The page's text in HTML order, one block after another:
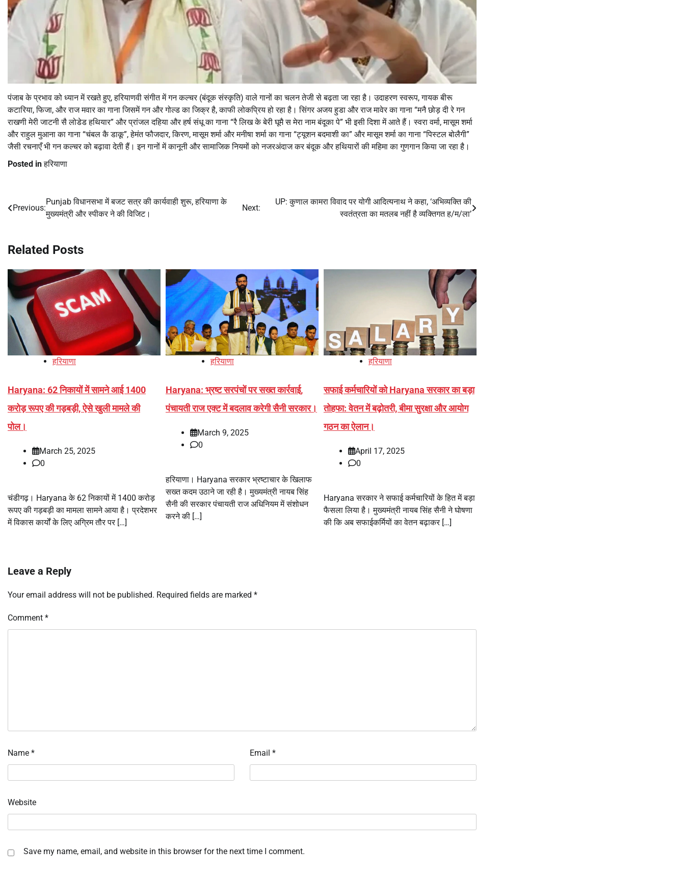
पंजाब के प्रभाव को ध्यान में रखते हुए, हरियाणवी संगीत में गन कल्चर (बंदूक संस्कृति) वाले गानों का चलन तेजी से बढ़ता जा रहा है। उदाहरण स्वरूप, गायक बीरू
कटारिया, फिजा, और राज मवार का गाना जिसमें गन और गोल्ड का जिक्र है, काफी लोकप्रिय हो रहा है। सिंगर अजय हुडा और राज मावेर का गाना “मनै छोड़ दी रे गन
राखणी मेरी जाटनी सै लोडेड हथियार” और प्रांजल दहिया और हर्ष संधू का गाना “रै लिख के बेरी घूमै स मेरा नाम बंदूका पे” भी इसी दिशा में आते हैं। स्वरा वर्मा, मासूम शर्मा
और राहुल मुआना का गाना “चंबल कै डाकू”, हेमंत फौजदार, किरण, मासूम शर्मा और मनीषा शर्मा का गाना “ट्यूशन बदमाशी का” और मासूम शर्मा का गाना “पिस्टल बोलैगी”
जैसी रचनाएँ भी गन कल्चर को बढ़ावा देती हैं। इन गानों में कानूनी और सामाजिक नियमों को नजरअंदाज कर बंदूक और हथियारों की महिमा का गुणगान किया जा रहा है।
Posted inहरियाणा
Post
navigation
Previous:
Punjab विधानसभा में बजट सत्र की कार्यवाही शुरू, हरियाणा के
मुख्यमंत्री और स्पीकर ने की विजिट।
Next:
UP: कुणाल कामरा विवाद पर योगी आदित्यनाथ ने कहा, ‘अभिव्यक्ति की
स्वतंत्रता का मतलब नहीं है व्यक्तिगत ह/म/ला’
Related Posts
हरियाणा
Haryana: 62 निकायों में सामने आई 1400
करोड़ रूपए की गड़बड़ी, ऐसे खुली मामले की
पोल।
March 25, 2025
0
चंडीगढ़। Haryana के 62 निकायों में 1400 करोड़
रूपए की गड़बड़ी का मामला सामने आया है। प्रदेशभर
में विकास कार्यों के लिए अग्रिम तौर पर […]
हरियाणा
Haryana: भ्रष्ट सरपंचों पर सख्त कार्रवाई,
पंचायती राज एक्ट में बदलाव करेगी सैनी सरकार।
March 9, 2025
0
हरियाणा। Haryana सरकार भ्रष्टाचार के खिलाफ
सख्त कदम उठाने जा रही है। मुख्यमंत्री नायब सिंह
सैनी की सरकार पंचायती राज अधिनियम में संशोधन
करने की […]
हरियाणा
सफाई कर्मचारियों को Haryana सरकार का बड़ा
तोहफा: वेतन में बढ़ोतरी, बीमा सुरक्षा और आयोग
गठन का ऐलान।
April 17, 2025
0
Haryana सरकार ने सफाई कर्मचारियों के हित में बड़ा
फैसला लिया है। मुख्यमंत्री नायब सिंह सैनी ने घोषणा
की कि अब सफाईकर्मियों का वेतन बढ़ाकर […]
Leave a Reply
Your email address will not be published. Required fields are marked *
Comment *
Name * Email *
Website
Save my name, email, and website in this browser for the next time I comment.